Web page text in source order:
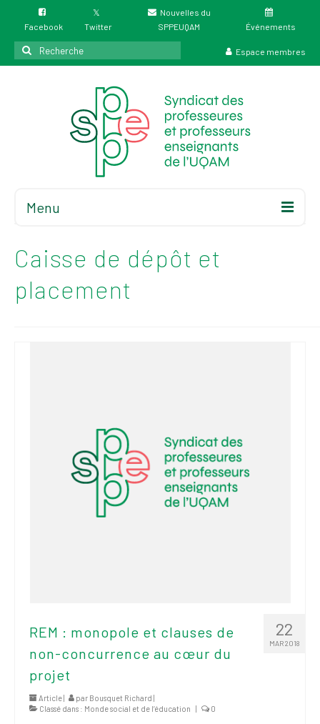
Facebook Twitter
Nouvelles du
SPPEUQAM
Événements
Rechercher
:
Espace membres
Menu
règlements
Politiques
Outils de visibilité
Signature – Courriel
(FNEEQ)
Publications
Caisse de dépôt et
placement
22
MAR 2018
REM : monopole et clauses de
non-concurrence au cœur du
projet
Article | par Bousquet Richard |
Classé dans : Monde social et de l’éducation | 0